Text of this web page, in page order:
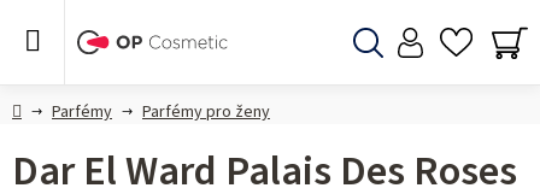
DomůParfémy Parfémy pro ženy
Dar El Ward Palais Des Roses